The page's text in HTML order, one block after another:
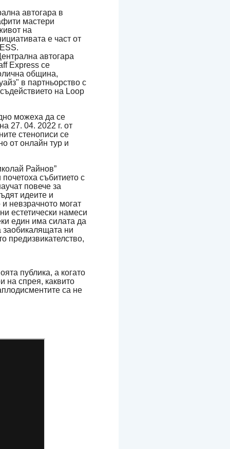
автогара в
мастери
на
е част от
автогара
Express се
община,
в партньорство с
на Loop
можеха да се
27. 04. 2022 г. от
стенописи се
от онлайн тур и
Райнов”
събитието с
повече за
идеите и
невзрачното могат
естетически намеси
един има силата да
заобикалящата ни
предизвикателство,
публика, а когато
на спрея, каквито
са не